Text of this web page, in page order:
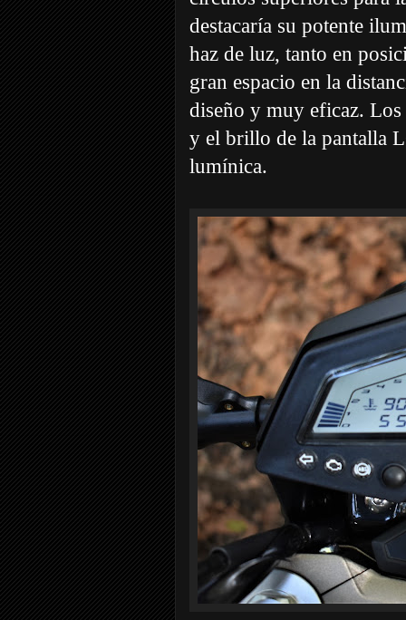
destacaría su potente
haz de luz, tanto en
gran espacio en la
diseño y muy eficaz.
y el brillo de la pantalla
lumínica.